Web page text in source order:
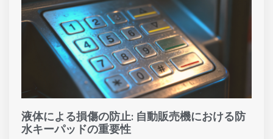
液体による損傷の防止: 自動販売機における防
水キーパッドの重要性